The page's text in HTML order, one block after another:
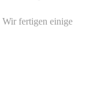
Wir fertigen einige